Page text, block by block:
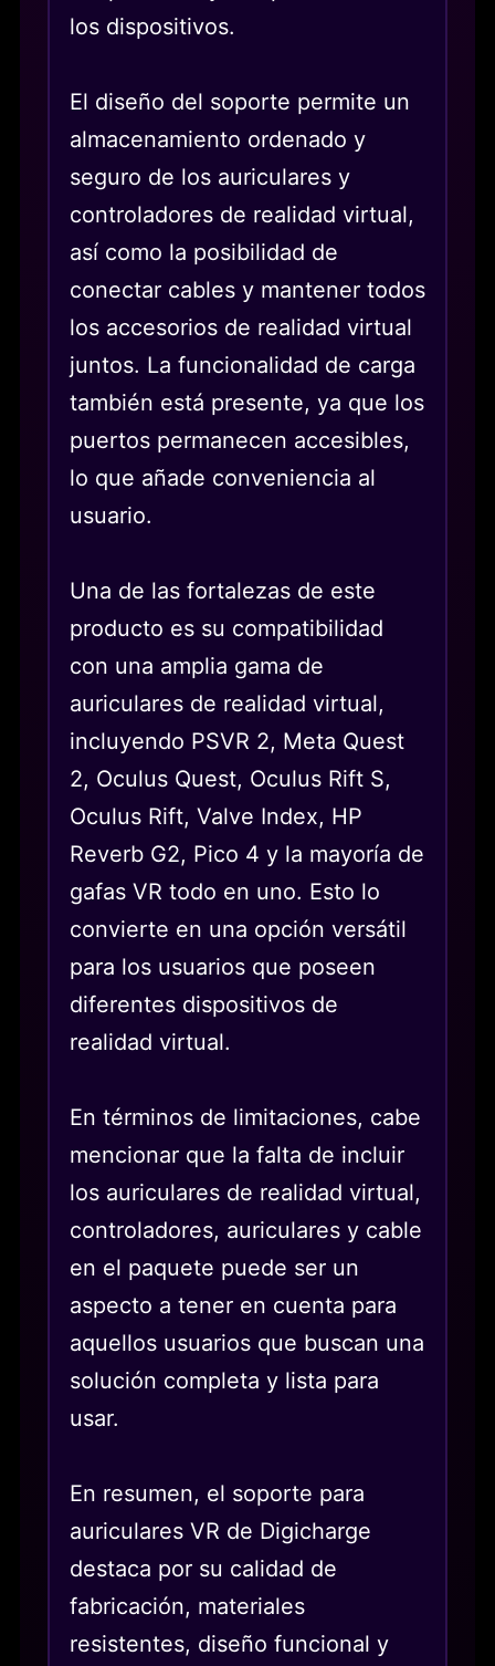
los dispositivos.
El diseño del soporte permite un
almacenamiento ordenado y
seguro de los auriculares y
controladores de realidad virtual,
así como la posibilidad de
conectar cables y mantener todos
los accesorios de realidad virtual
juntos. La funcionalidad de carga
también está presente, ya que los
puertos permanecen accesibles,
lo que añade conveniencia al
usuario.
Una de las fortalezas de este
producto es su compatibilidad
con una amplia gama de
auriculares de realidad virtual,
incluyendo PSVR 2, Meta Quest
2, Oculus Quest, Oculus Rift S,
Oculus Rift, Valve Index, HP
Reverb G2, Pico 4 y la mayoría de
gafas VR todo en uno. Esto lo
convierte en una opción versátil
para los usuarios que poseen
diferentes dispositivos de
realidad virtual.
En términos de limitaciones, cabe
mencionar que la falta de incluir
los auriculares de realidad virtual,
controladores, auriculares y cable
en el paquete puede ser un
aspecto a tener en cuenta para
aquellos usuarios que buscan una
solución completa y lista para
usar.
En resumen, el soporte para
auriculares VR de Digicharge
destaca por su calidad de
fabricación, materiales
resistentes, diseño funcional y